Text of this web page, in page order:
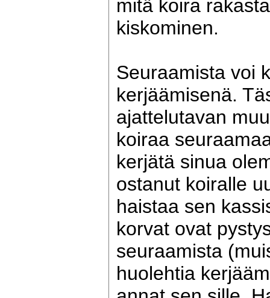
mitä koira
kiskominen.
Seuraamista voi
kerjäämisenä.
ajattelutavan
koiraa
kerjätä sinua
ostanut koiralle
haistaa sen
korvat ovat
seuraamista
huolehtia